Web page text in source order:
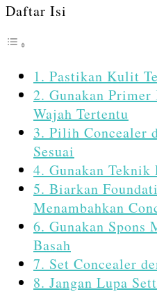
Daftar Isi
1. Pastikan Kulit
2. Gunakan
Wajah Tertentu
3. Pilih Concealer
Sesuai
4. Gunakan
5. Biarkan
Menambahkan
6. Gunakan Spons
Basah
7. Set Concealer
8. Jangan Lupa